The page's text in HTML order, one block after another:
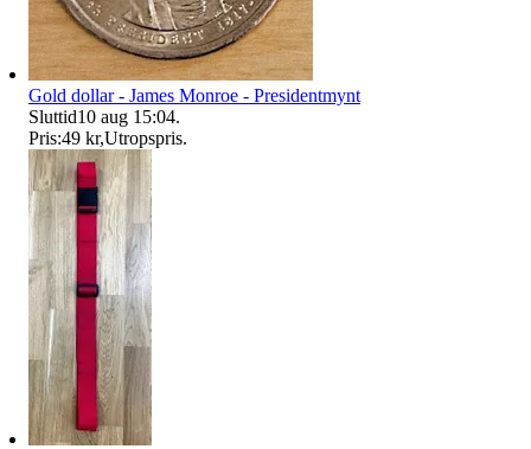
Gold dollar - James Monroe - Presidentmynt
Sluttid10 aug 15:04.
Pris:49 kr,Utropspris.